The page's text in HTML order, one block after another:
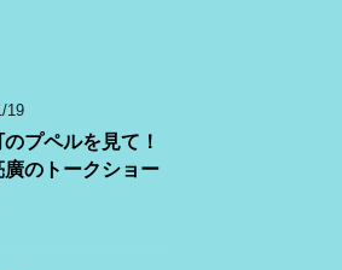
19
プペルを見て！
廣のトークショー